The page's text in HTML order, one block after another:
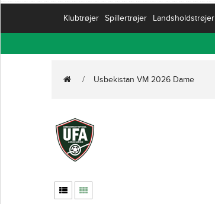
Klubtrøjer Spillertrøjer Landsholdstrøjer
Usbekistan VM 2026 Dame